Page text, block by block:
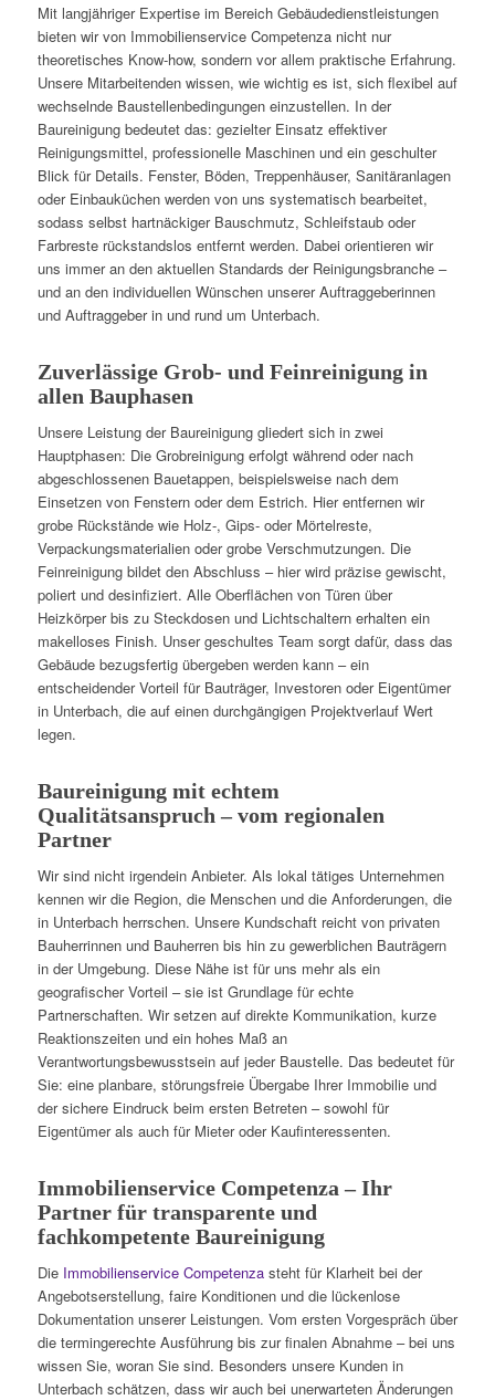
Mit langjähriger Expertise im Bereich Gebäudedienstleistungen
bieten wir von Immobilienservice Competenza nicht nur
theoretisches Know-how, sondern vor allem praktische Erfahrung.
Unsere Mitarbeitenden wissen, wie wichtig es ist, sich flexibel auf
wechselnde Baustellenbedingungen einzustellen. In der
Baureinigung bedeutet das: gezielter Einsatz effektiver
Reinigungsmittel, professionelle Maschinen und ein geschulter
Blick für Details. Fenster, Böden, Treppenhäuser, Sanitäranlagen
oder Einbauküchen werden von uns systematisch bearbeitet,
sodass selbst hartnäckiger Bauschmutz, Schleifstaub oder
Farbreste rückstandslos entfernt werden. Dabei orientieren wir
uns immer an den aktuellen Standards der Reinigungsbranche –
und an den individuellen Wünschen unserer Auftraggeberinnen
und Auftraggeber in und rund um Unterbach.
Zuverlässige Grob- und Feinreinigung in
allen Bauphasen
Unsere Leistung der Baureinigung gliedert sich in zwei
Hauptphasen: Die Grobreinigung erfolgt während oder nach
abgeschlossenen Bauetappen, beispielsweise nach dem
Einsetzen von Fenstern oder dem Estrich. Hier entfernen wir
grobe Rückstände wie Holz-, Gips- oder Mörtelreste,
Verpackungsmaterialien oder grobe Verschmutzungen. Die
Feinreinigung bildet den Abschluss – hier wird präzise gewischt,
poliert und desinfiziert. Alle Oberflächen von Türen über
Heizkörper bis zu Steckdosen und Lichtschaltern erhalten ein
makelloses Finish. Unser geschultes Team sorgt dafür, dass das
Gebäude bezugsfertig übergeben werden kann – ein
entscheidender Vorteil für Bauträger, Investoren oder Eigentümer
in Unterbach, die auf einen durchgängigen Projektverlauf Wert
legen.
Baureinigung mit echtem
Qualitätsanspruch – vom regionalen
Partner
Wir sind nicht irgendein Anbieter. Als lokal tätiges Unternehmen
kennen wir die Region, die Menschen und die Anforderungen, die
in Unterbach herrschen. Unsere Kundschaft reicht von privaten
Bauherrinnen und Bauherren bis hin zu gewerblichen Bauträgern
in der Umgebung. Diese Nähe ist für uns mehr als ein
geografischer Vorteil – sie ist Grundlage für echte
Partnerschaften. Wir setzen auf direkte Kommunikation, kurze
Reaktionszeiten und ein hohes Maß an
Verantwortungsbewusstsein auf jeder Baustelle. Das bedeutet für
Sie: eine planbare, störungsfreie Übergabe Ihrer Immobilie und
der sichere Eindruck beim ersten Betreten – sowohl für
Eigentümer als auch für Mieter oder Kaufinteressenten.
Immobilienservice Competenza – Ihr
Partner für transparente und
fachkompetente Baureinigung
Die Immobilienservice Competenzasteht für Klarheit bei der
Angebotserstellung, faire Konditionen und die lückenlose
Dokumentation unserer Leistungen. Vom ersten Vorgespräch über
die termingerechte Ausführung bis zur finalen Abnahme – bei uns
wissen Sie, woran Sie sind. Besonders unsere Kunden in
Unterbach schätzen, dass wir auch bei unerwarteten Änderungen